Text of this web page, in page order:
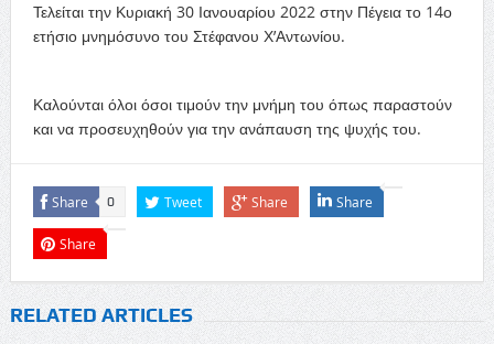
Τελείται την Κυριακή 30 Ιανουαρίου 2022 στην Πέγεια το 14ο
ετήσιο μνημόσυνο του Στέφανου Χ’Αντωνίου.
Καλούνται όλοι όσοι τιμούν την μνήμη του όπως παραστούν
και να προσευχηθούν για την ανάπαυση της ψυχής του.
Share 0 Tweet Share Share
Share
RELATED ARTICLES